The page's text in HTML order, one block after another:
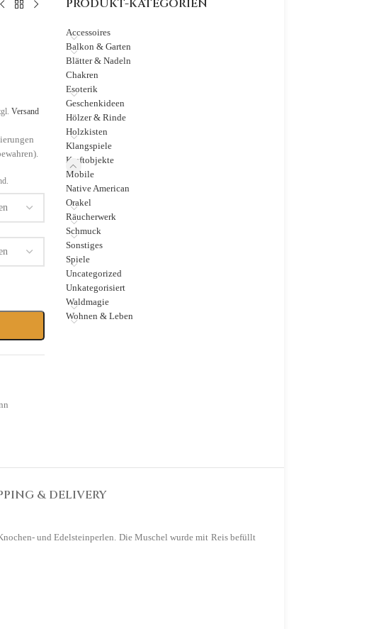
Versand
PRODUKT-KATEGORIEN
Accessoires
Balkon & Garten
Blätter & Nadeln
Chakren
Esoterik
Geschenkideen
Hölzer & Rinde
Holzkisten
Klangspiele
Kraftobjekte
Mobile
Native American
Orakel
Räucherwerk
Schmuck
Sonstiges
Spiele
Uncategorized
Unkategorisiert
Waldmagie
Wohnen & Leben
& DELIVERY
und Edelsteinperlen. Die Muschel wurde mit Reis befüllt